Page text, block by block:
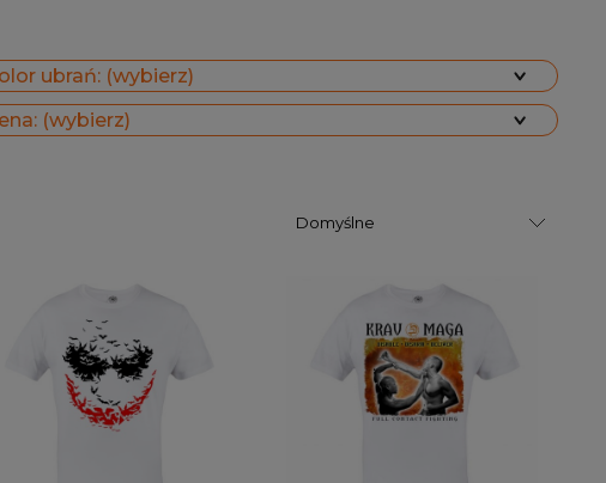
ubrań: (wybierz)
(wybierz)